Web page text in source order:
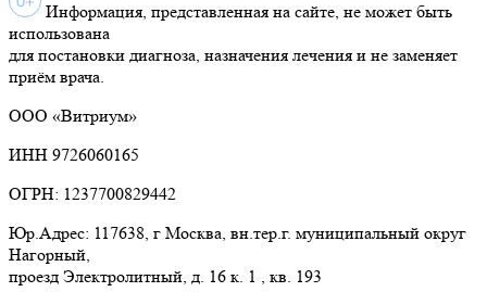
Информация, представленная на сайте, не может быть
использована
для постановки диагноза, назначения лечения и не заменяет
приём врача.
ООО «Витриум»
ИНН 9726060165
ОГРН: 1237700829442
Юр.Адрес: 117638, г Москва, вн.тер.г. муниципальный округ
Нагорный,
проезд Электролитный, д. 16 к. 1 , кв. 193